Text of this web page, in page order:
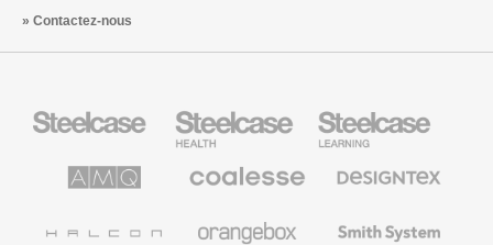
Contactez-nous
Health
Mobilier
pour
secteur
Solutions
Mobilier
Premium
Textiles
Muraux
System